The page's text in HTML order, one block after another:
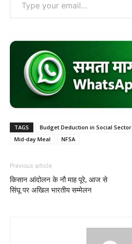
TAGS Budget Deduction in Social Sector
Mid-day Meal
NFSA
Previous article
किसान आंदोलन के नौ माह पूरे, आज से
सिंघू पर अखिल भारतीय सम्मेलन